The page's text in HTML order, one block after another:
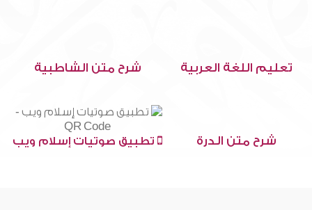
تعليم اللغة العربية شرح متن الشاطبية
شرح متن الدرة تطبيق صوتيات إسلام ويب